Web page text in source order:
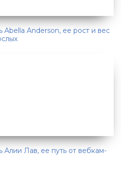
Abella Anderson, ее рост и вес
Алии Лав, ее путь от вебкам-